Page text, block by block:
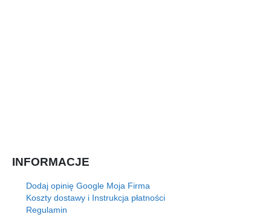
INFORMACJE
Dodaj opinię Google Moja Firma
Koszty dostawy i Instrukcja płatności
Regulamin